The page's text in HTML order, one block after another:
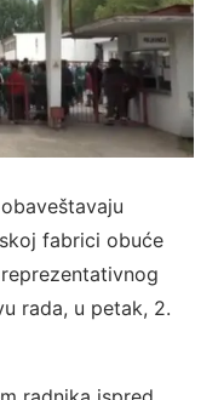
fabrici obuće
rada, u petak, 2.